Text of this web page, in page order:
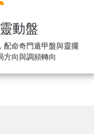
動盤
配命奇門遁甲盤與靈擺
方向與調頻轉向